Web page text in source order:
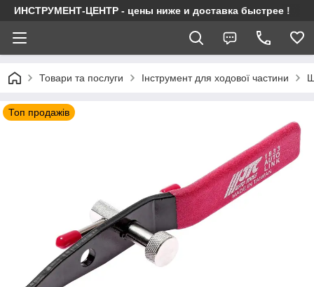
ИНСТРУМЕНТ-ЦЕНТР - цены ниже и доставка быстрее !
Товари та послуги Інструмент для ходової частини
Топ продажів